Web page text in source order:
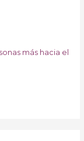
más hacia el